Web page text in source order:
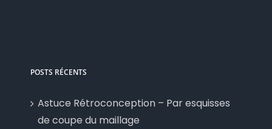
POSTS RÉCENTS
Astuce Rétroconception – Par esquisses
de coupe du maillage